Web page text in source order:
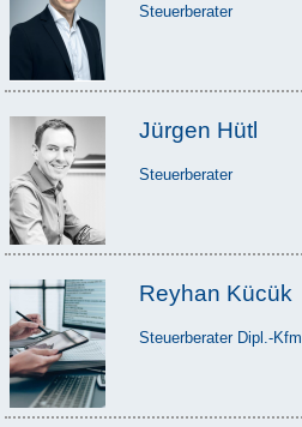
Steuerberater
Jürgen Hütl
Steuerberater
Reyhan Kücük
Steuerberater Dipl.-Kfm.